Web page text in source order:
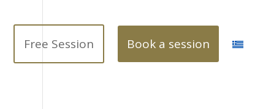
Free Session Book a session